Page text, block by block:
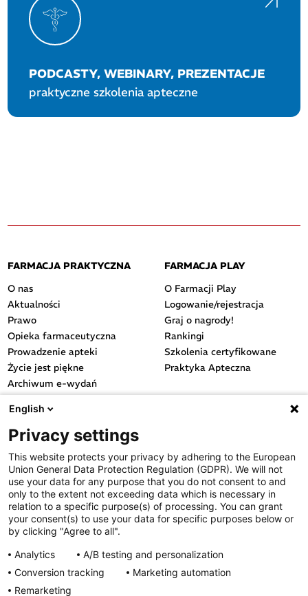
PODCASTY, WEBINARY, PREZENTACJE
praktyczne szkolenia apteczne
FARMACJA PRAKTYCZNA
O nas
Aktualności
Prawo
Opieka farmaceutyczna
Prowadzenie apteki
Życie jest piękne
Archiwum e-wydań
Przydatne linki
FARMACJA PLAY
O Farmacji Play
Logowanie/rejestracja
Graj o nagrody!
Rankingi
Szkolenia certyfikowane
Praktyka Apteczna
OGÓLNE
Polityka prywatności
Regulamin serwisu
Regulamin konkursu
Farmacja Play
Regulamin konkursu Lakcid
Regulamin konkursu Acard
Regulamin konkursu Biotebal
Regulamin konkursu Asmenol
English
Privacy settings
This website protects your privacy by adhering to the European
Union General Data Protection Regulation (GDPR). We will not
use your data for any purpose that you do not consent to and
only to the extent not exceeding data which is necessary in
relation to a specific purpose(s) of processing. You can grant
your consent(s) to use your data for specific purposes below or
by clicking "Agree to all".
Analytics
A/B testing and personalization
Conversion tracking
Marketing automation
Remarketing